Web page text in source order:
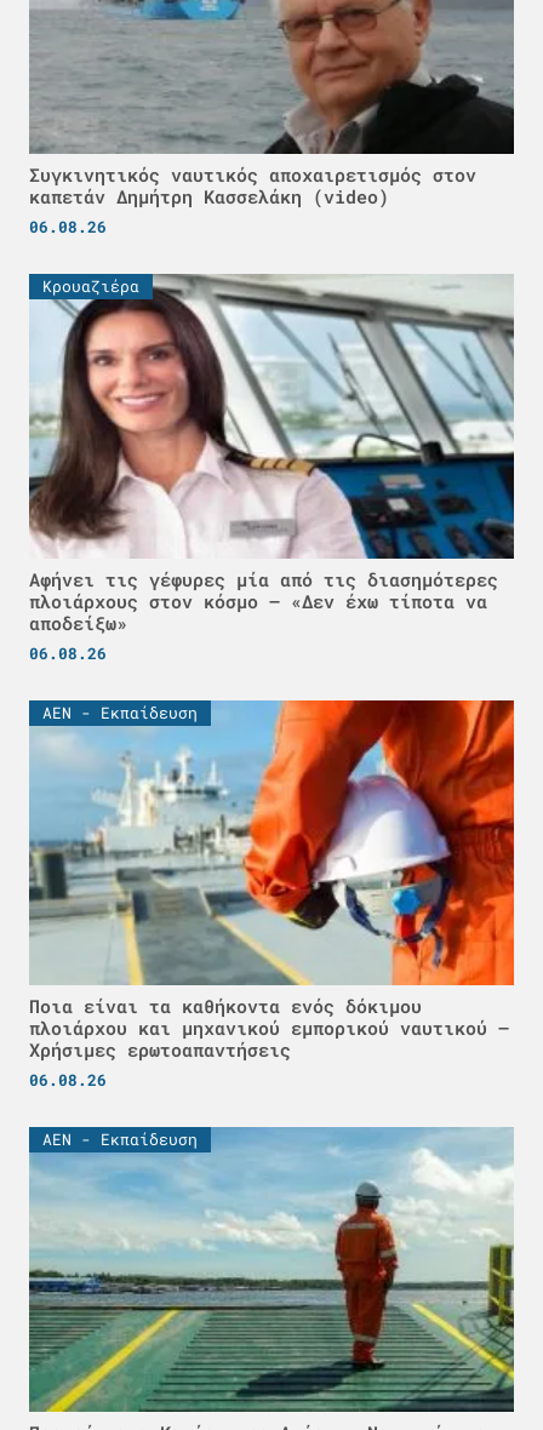
Συγκινητικός ναυτικός αποχαιρετισμός στον
καπετάν Δημήτρη Κασσελάκη (video)
06.08.26
Κρουαζιέρα
Αφήνει τις γέφυρες μία από τις διασημότερες
πλοιάρχους στον κόσμο – «Δεν έχω τίποτα να
αποδείξω»
06.08.26
ΑΕΝ - Εκπαίδευση
Ποια είναι τα καθήκοντα ενός δόκιμου
πλοιάρχου και μηχανικού εμπορικού ναυτικού –
Χρήσιμες ερωτοαπαντήσεις
06.08.26
ΑΕΝ - Εκπαίδευση